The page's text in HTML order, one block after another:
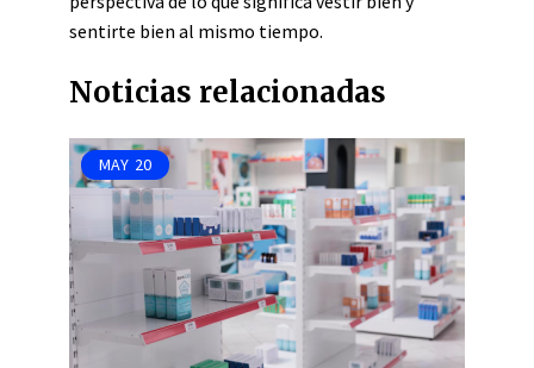
sentirte bien al mismo tiempo.
Noticias relacionadas
MAY 20